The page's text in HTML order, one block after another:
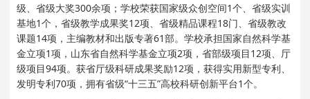
级、省级大奖300余项；学校荣获国家级众创空间1个、省级实训
基地1个，省级教学成果奖12项、省级精品课程18门、省级教改
课题14项，主编教材和出版专著61部。学校承担国家自然科学基
金立项1项，山东省自然科学基金立项2项，省部级项目12项、厅
级项目94项。获省厅级科研成果奖励12项，获得实用新型专利、
发明专利70项，拥有省级“十三五”高校科研创新平台1个。